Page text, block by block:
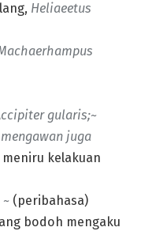
Heliaeetus
gularis;~
juga
kelakuan
(peribahasa)
bodoh mengaku